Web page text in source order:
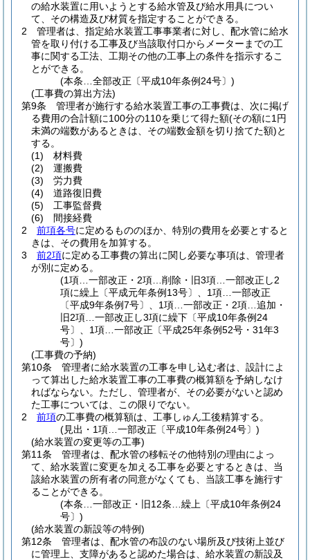
の給水装置に用いようとする給水管及び給水用具につい
て、その構造及び材質を指定することができる。
2
管理者は、指定給水装置工事事業者に対し、配水管に給水
管を取り付ける工事及び当該取付口からメーターまでの工
事に関する工法、工期その他の工事上の条件を指示するこ
とができる。
(本条…全部改正〔平成10年条例24号〕)
(工事費の算出方法)
第9条
管理者が施行する給水装置工事の工事費は、次に掲げ
る費用の合計額に100分の110を乗じて得た額(その額に1円
未満の端数があるときは、その端数金額を切り捨てた額)と
する。
(1)
材料費
(2)
運搬費
(3)
労力費
(4)
道路復旧費
(5)
工事監督費
(6)
間接経費
2
前項各号に定めるもののほか、特別の費用を必要とすると
きは、その費用を加算する。
3
前2項に定める工事費の算出に関し必要な事項は、管理者
が別に定める。
(1項…一部改正・2項…削除・旧3項…一部改正し2
項に繰上〔平成元年条例13号〕、1項…一部改正
〔平成9年条例7号〕、1項…一部改正・2項…追加・
旧2項…一部改正し3項に繰下〔平成10年条例24
号〕、1項…一部改正〔平成25年条例52号・31年3
号〕)
(工事費の予納)
第10条
管理者に給水装置の工事を申し込む者は、設計によ
って算出した給水装置工事の工事費の概算額を予納しなけ
ればならない。 ただし、管理者が、その必要がないと認め
た工事については、この限りでない。
2
前項の工事費の概算額は、工事しゅん工後精算する。
(見出・1項…一部改正〔平成10年条例24号〕)
(給水装置の変更等の工事)
第11条
管理者は、配水管の移転その他特別の理由によっ
て、給水装置に変更を加える工事を必要とするときは、当
該給水装置の所有者の同意がなくても、当該工事を施行す
ることができる。
(本条…一部改正・旧12条…繰上〔平成10年条例24
号〕)
(給水装置の新設等の特例)
第12条
管理者は、配水管の布設のない場所及び技術上並び
に管理上、支障があると認めた場合は、給水装置の新設及